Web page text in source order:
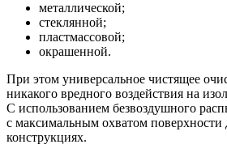
металлической;
стеклянной;
пластмассовой;
окрашенной.
При этом универсальное чистящее
никакого вредного воздействия на
С использованием безвоздушного
с максимальным охватом
конструкциях.